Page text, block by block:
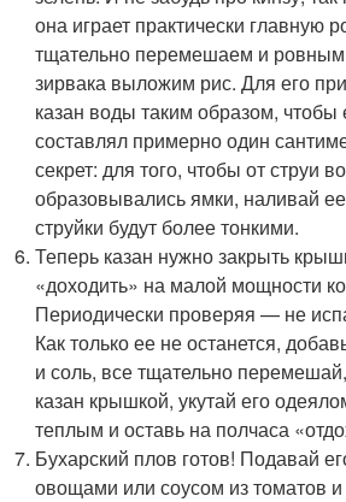
она играет практически главную
тщательно перемешаем и
зирвака выложим рис. Для его
казан воды таким образом,
составлял примерно один
секрет: для того, чтобы от струи
образовывались ямки, наливай
струйки будут более тонкими.
Теперь казан нужно закрыть
«доходить» на малой мощности
Периодически проверяя — не
Как только ее не останется,
и соль, все тщательно
казан крышкой, укутай его
теплым и оставь на полчаса
Бухарский плов готов! Подавай
овощами или соусом из томатов и